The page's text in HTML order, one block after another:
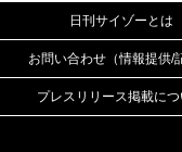
日刊サイゾーとは
お問い合わせ（情報提供/
プレスリリース掲載につ